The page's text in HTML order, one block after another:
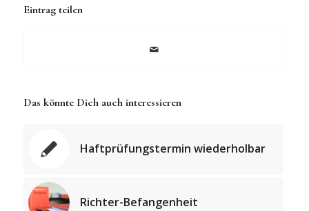
Eintrag teilen
Das könnte Dich auch interessieren
Haftprüfungstermin wiederholbar
Richter-Befangenheit